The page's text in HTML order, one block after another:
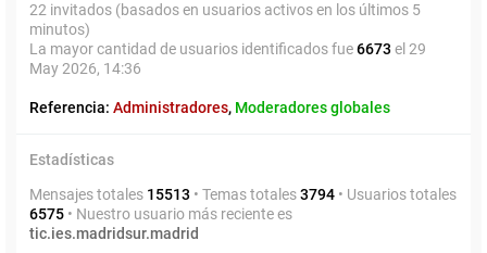
22 invitados (basados en usuarios activos en los últimos 5
minutos)
La mayor cantidad de usuarios identificados fue6673 el 29
May 2026, 14:36
Referencia: Administradores, Moderadores globales
Estadísticas
Mensajes totales 15513 • Temas totales3794 • Usuarios totales
6575 • Nuestro usuario más reciente es
tic.ies.madridsur.madrid